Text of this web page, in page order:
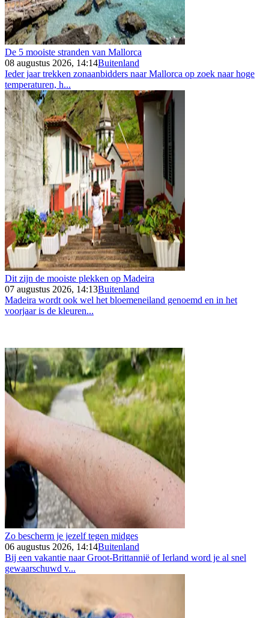
De 5 mooiste stranden van Mallorca
08 augustus 2026, 14:14Buitenland
Ieder jaar trekken zonaanbidders naar Mallorca op zoek naar hoge
temperaturen, h...
Dit zijn de mooiste plekken op Madeira
07 augustus 2026, 14:13Buitenland
Madeira wordt ook wel het bloemeneiland genoemd en in het
voorjaar is de kleuren...
Zo bescherm je jezelf tegen midges
06 augustus 2026, 14:14Buitenland
Bij een vakantie naar Groot-Brittannië of Ierland word je al snel
gewaarschuwd v...